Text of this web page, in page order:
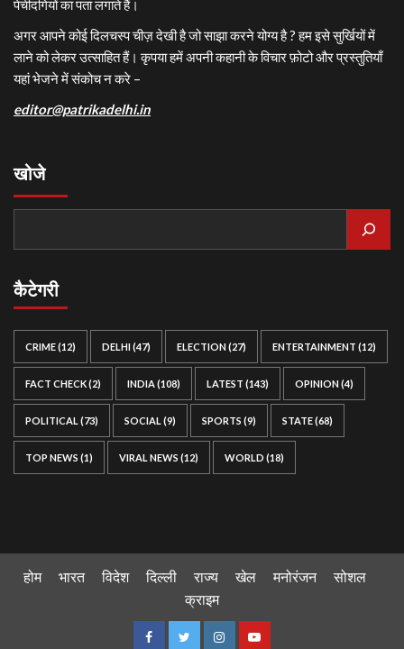
पेचीदगियों का पता लगाते हैं।
अगर आपने कोई दिलचस्प चीज़ देखी है जो साझा करने योग्य है ? हम इसे सुर्खियों में
लाने को लेकर उत्साहित हैं। कृपया हमें अपनी कहानी के विचार फ़ोटो और प्रस्तुतियाँ
यहां भेजने में संकोच न करे –
editor@patrikadelhi.in
खोजे
कैटेगरी
CRIME(12) DELHI(47) ELECTION(27) ENTERTAINMENT (12)
FACT CHECK(2) INDIA(108) LATEST (143) OPINION(4)
POLITICAL (73) SOCIAL (9) SPORTS (9) STATE(68)
TOP NEWS (1) VIRAL NEWS (12) WORLD (18)
होम भारत विदेश दिल्ली राज्य खेल मनोरंजन
सोशल
क्राइम